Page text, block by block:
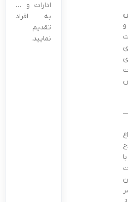
ادارات و …
به افراد
تقدیم
نمایید.